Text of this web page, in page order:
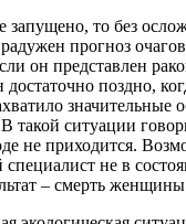
запущено, то без
прогноз
он представлен
поздно,
значительные
В такой ситуации
не приходится.
не в
– смерть